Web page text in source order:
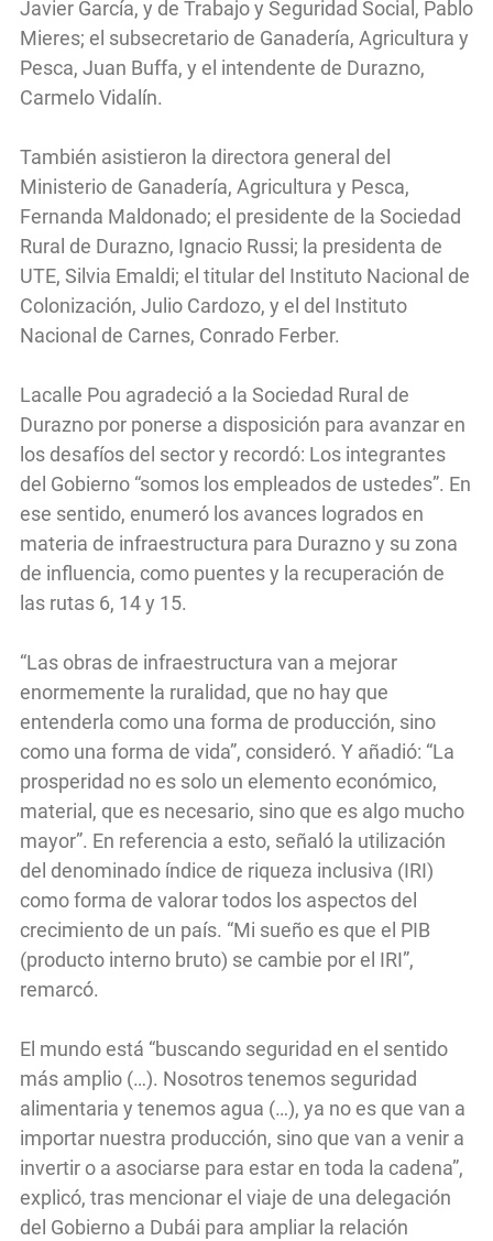
Javier García, y de Trabajo y Seguridad Social, Pablo
Mieres; el subsecretario de Ganadería, Agricultura y
Pesca, Juan Buffa, y el intendente de Durazno,
Carmelo Vidalín.
También asistieron la directora general del
Ministerio de Ganadería, Agricultura y Pesca,
Fernanda Maldonado; el presidente de la Sociedad
Rural de Durazno, Ignacio Russi; la presidenta de
UTE, Silvia Emaldi; el titular del Instituto Nacional de
Colonización, Julio Cardozo, y el del Instituto
Nacional de Carnes, Conrado Ferber.
Lacalle Pou agradeció a la Sociedad Rural de
Durazno por ponerse a disposición para avanzar en
los desafíos del sector y recordó: Los integrantes
del Gobierno “somos los empleados de ustedes”. En
ese sentido, enumeró los avances logrados en
materia de infraestructura para Durazno y su zona
de influencia, como puentes y la recuperación de
las rutas 6, 14 y 15.
“Las obras de infraestructura van a mejorar
enormemente la ruralidad, que no hay que
entenderla como una forma de producción, sino
como una forma de vida”, consideró. Y añadió: “La
prosperidad no es solo un elemento económico,
material, que es necesario, sino que es algo mucho
mayor”. En referencia a esto, señaló la utilización
del denominado índice de riqueza inclusiva (IRI)
como forma de valorar todos los aspectos del
crecimiento de un país. “Mi sueño es que el PIB
(producto interno bruto) se cambie por el IRI”,
remarcó.
El mundo está “buscando seguridad en el sentido
más amplio (…). Nosotros tenemos seguridad
alimentaria y tenemos agua (…), ya no es que van a
importar nuestra producción, sino que van a venir a
invertir o a asociarse para estar en toda la cadena”,
explicó, tras mencionar el viaje de una delegación
del Gobierno a Dubái para ampliar la relación